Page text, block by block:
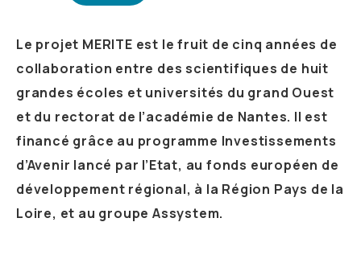
Le projet MERITE est le fruit de cinq années de
collaboration entre des scientifiques de huit
grandes écoles et universités du grand Ouest
et du rectorat de l’académie de Nantes. Il est
financé grâce au programme Investissements
d’Avenir lancé par l’Etat, au fonds européen de
développement régional, à la Région Pays de la
Loire, et au groupe Assystem.